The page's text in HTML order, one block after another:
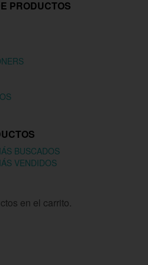
PRODUCTOS
BUSCADOS
VENDIDOS
en el carrito.